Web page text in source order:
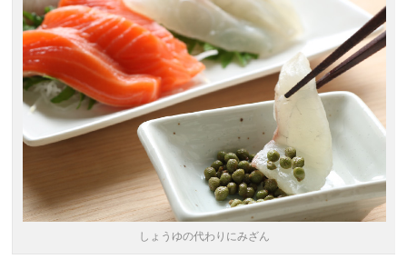
しょうゆの代わりにみざん